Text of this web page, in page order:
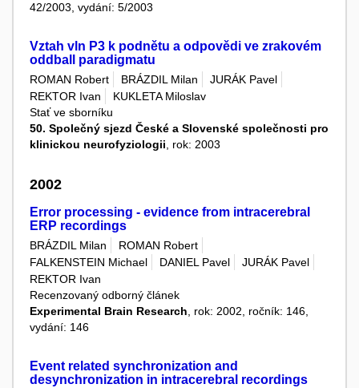
42/2003, vydání: 5/2003
Vztah vln P3 k podnětu a odpovědi ve zrakovém
oddball paradigmatu
ROMAN Robert BRÁZDIL Milan
JURÁK Pavel
REKTOR Ivan
KUKLETA Miloslav
Stať ve sborníku
50. Společný sjezd České a Slovenské společnosti pro
klinickou neurofyziologii, rok: 2003
2002
Error processing - evidence from intracerebral
ERP recordings
BRÁZDIL Milan
ROMAN Robert
FALKENSTEIN Michael
DANIEL Pavel
JURÁK Pavel
REKTOR Ivan
Recenzovaný odborný článek
Experimental Brain Research, rok: 2002, ročník: 146,
vydání: 146
Event related synchronization and
desynchronization in intracerebral recordings